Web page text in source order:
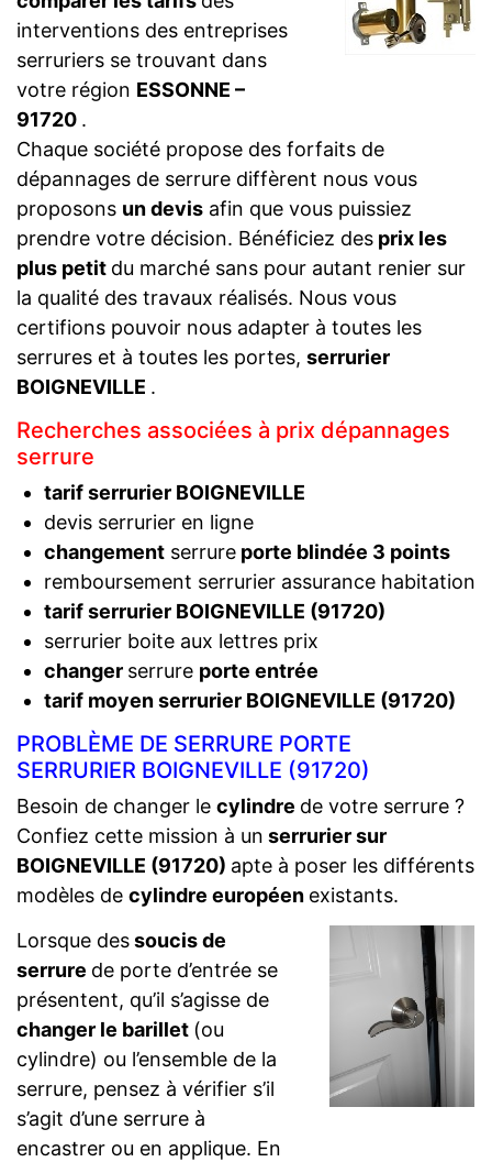
interventions des entreprises
serruriers se trouvant dans
votre région ESSONNE –
91720 .
Chaque société propose des forfaits de
dépannages de serrure diffèrent nous vous
proposons un devis afin que vous puissiez
prendre votre décision. Bénéficiez des prix les
plus petit du marché sans pour autant renier sur
la qualité des travaux réalisés. Nous vous
certifions pouvoir nous adapter à toutes les
serrures et à toutes les portes, serrurier
BOIGNEVILLE .
Recherches associées à prix dépannages
serrure
tarif serrurier BOIGNEVILLE
devis serrurier en ligne
changementserrureporte blindée 3 points
remboursement serrurier assurance habitation
tarif serrurier BOIGNEVILLE (91720)
serrurier boite aux lettres prix
changer serrure porte entrée
tarif moyen serrurier BOIGNEVILLE (91720)
PROBLÈME DE SERRURE PORTE
SERRURIER BOIGNEVILLE (91720)
Besoin de changer le cylindre de votre serrure ?
Confiez cette mission à un serrurier sur
BOIGNEVILLE (91720) apte à poser les différents
modèles de cylindre européen existants.
Lorsque dessoucis de
serrure de porte d’entrée se
présentent, qu’il s’agisse de
changer le barillet (ou
cylindre) ou l’ensemble de la
serrure, pensez à vérifier s’il
s’agit d’une serrure à
encastrer ou en applique. En